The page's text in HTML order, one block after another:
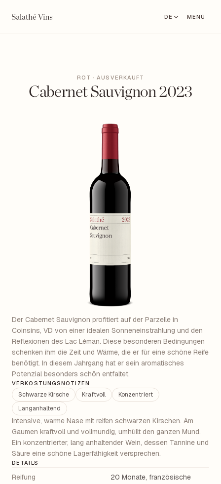
DE MENÜ
ROT · AUSVERKAUFT
Cabernet Sauvignon 2023
Der Cabernet Sauvignon profitiert auf der Parzelle in
Coinsins, VD von einer idealen Sonneneinstrahlung und den
Reflexionen des Lac Léman. Diese besonderen Bedingungen
schenken ihm die Zeit und Wärme, die er für eine schöne Reife
benötigt. In diesem Jahrgang hat er sein aromatisches
Potenzial besonders schön entfaltet.
VERKOSTUNGSNOTIZEN
Schwarze Kirsche Kraftvoll
Konzentriert
Langanhaltend
Intensive, warme Nase mit reifen schwarzen Kirschen. Am
Gaumen kraftvoll und vollmundig, umhüllt den ganzen Mund.
Ein konzentrierter, lang anhaltender Wein, dessen Tannine und
Säure eine schöne Lagerfähigkeit versprechen.
DETAILS
Reifung
20 Monate, französische